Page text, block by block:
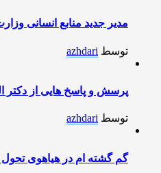
مدیر جدید منابع انسانی
توسط azhdari
پرسش و پاسخ هایی از دکتر
توسط azhdari
گم گشته ام در هیاهوی